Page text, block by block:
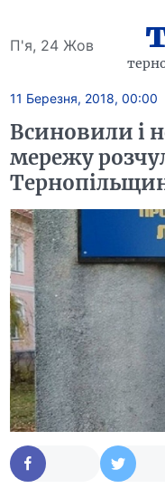
П'я, 24 Жов
11 Березня, 2018, 00:00
Всиновили і
мережу